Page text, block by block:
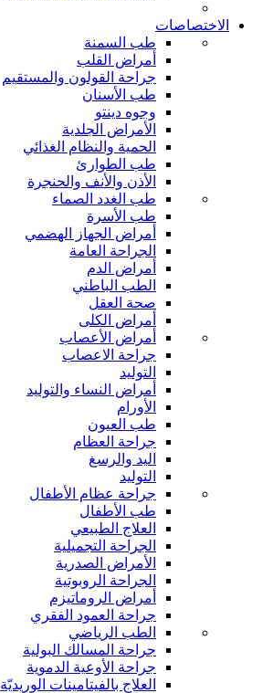
الاختصاصات
طب السمنة
أمراض القلب
جراحة القولون والمستقيم
طب الأسنان
وجوه دينتو
الأمراض الجلدية
الحمية والنظام الغذائي
طب الطوارئ
الأذن والأنف والحنجرة
طب الغدد الصماء
طب الأسرة
أمراض الجهاز الهضمي
الجراحة العامة
أمراض الدم
الطب الباطني
صحة العقل
أمراض الكلى
أمراض الأعصاب
جراحة الاعصاب
التوليد
أمراض النساء والتوليد
الأورام
طب العيون
جراحة العظام
اليد والرسغ
التوليد
جراحة عظام الأطفال
طب الأطفال
العلاج الطبيعي
الجراحة التجميلية
الأمراض الصدرية
الجراحة الروبوتية
أمراض الروماتيزم
جراحة العمود الفقري
الطب الرياضي
جراحة المسالك البولية
جراحة الأوعية الدموية
العلاج بالفيتامينات الوريديّة